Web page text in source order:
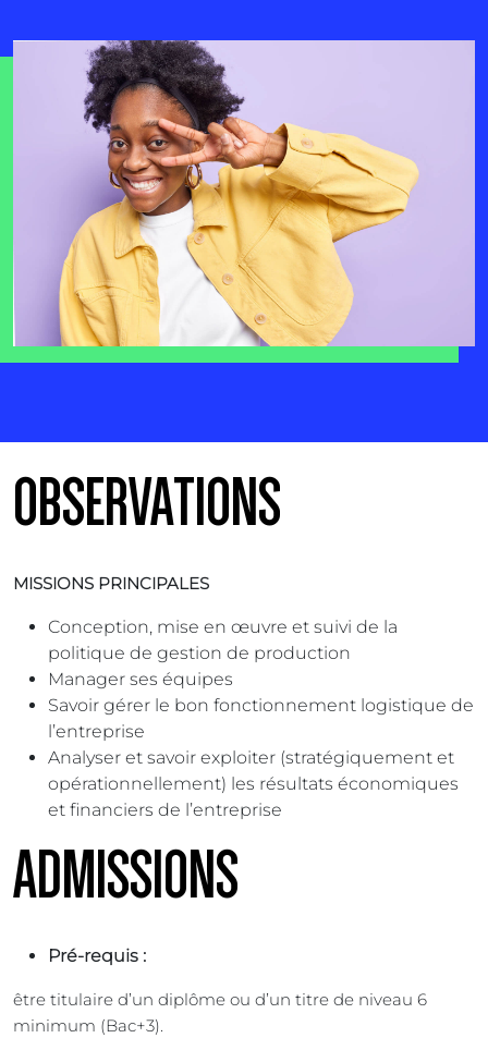
OBSERVATIONS
MISSIONS PRINCIPALES
Conception, mise en œuvre et suivi de la
politique de gestion de production
Manager ses équipes
Savoir gérer le bon fonctionnement logistique de
l’entreprise
Analyser et savoir exploiter (stratégiquement et
opérationnellement) les résultats économiques
et financiers de l’entreprise
ADMISSIONS
Pré-requis :
être titulaire d’un diplôme ou d’un titre de niveau 6
minimum (Bac+3).